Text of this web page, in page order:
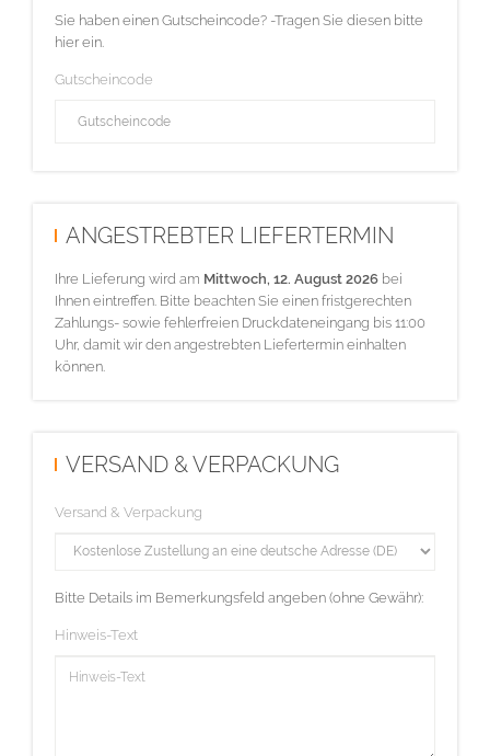
Sie haben einen Gutscheincode? -Tragen Sie diesen bitte
hier ein.
Gutscheincode
ANGESTREBTER LIEFERTERMIN
Ihre Lieferung wird am Mittwoch, 12. August 2026 bei
Ihnen eintreffen. Bitte beachten Sie einen fristgerechten
Zahlungs- sowie fehlerfreien Druckdateneingang bis 11:00
Uhr, damit wir den angestrebten Liefertermin einhalten
können.
VERSAND & VERPACKUNG
Versand & Verpackung
Bitte Details im Bemerkungsfeld angeben (ohne Gewähr):
Hinweis-Text